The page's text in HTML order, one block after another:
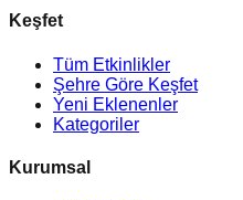
Keşfet
Tüm Etkinlikler
Şehre Göre Keşfet
Yeni Eklenenler
Kategoriler
Kurumsal